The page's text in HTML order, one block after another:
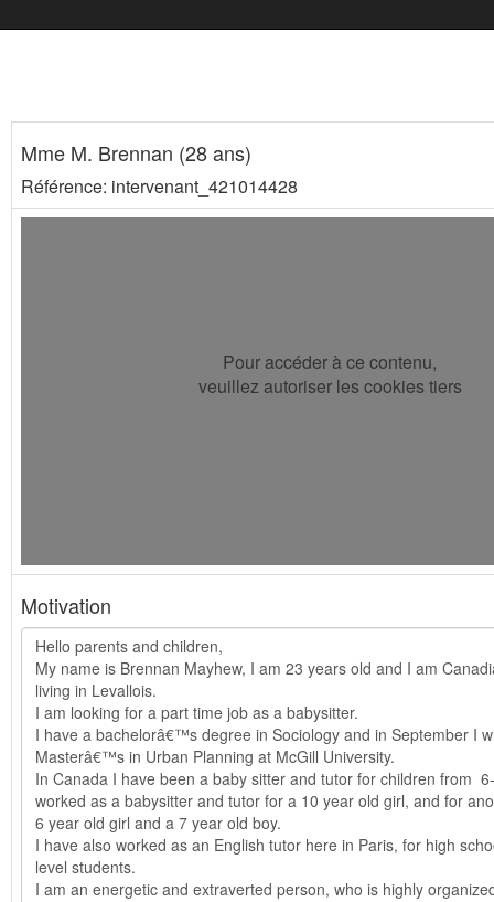
Mme M. Brennan (28 ans)
Référence: intervenant_421014428
Pour accéder à ce contenu,
veuillez autoriser les cookies tiers
Motivation